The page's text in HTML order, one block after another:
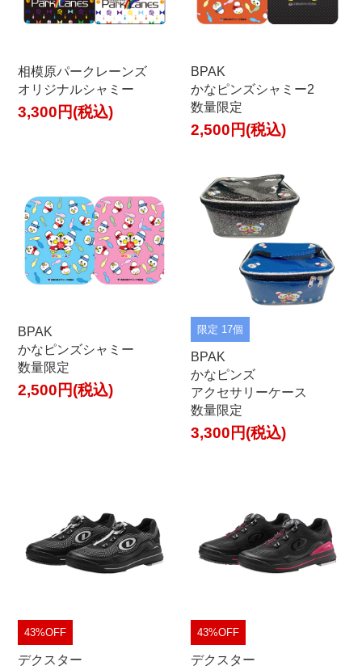
相模原パークレーンズ
オリジナルシャミー
3,300円(税込)
BPAK
かなピンズシャミー2
数量限定
2,500円(税込)
BPAK
かなピンズシャミー
数量限定
2,500円(税込)
限定 17個
BPAK
かなピンズ
アクセサリーケース
数量限定
3,300円(税込)
43%OFF
デクスター
43%OFF
デクスター